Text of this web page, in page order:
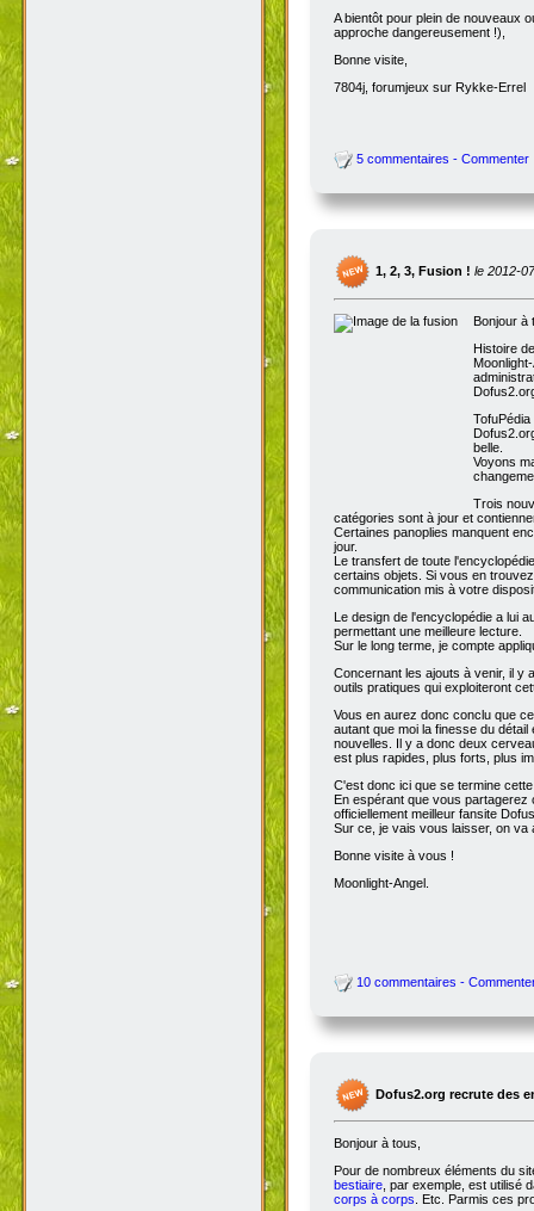
A bientôt pour plein de nouveaux
approche dangereusement !),
Bonne visite,
7804j, forumjeux sur Rykke-Errel
5 commentaires - Commenter
1, 2, 3, Fusion ! le 2012-
Bonjour à
Histoire
belle.
Voyons
Trois
catégories sont à jour et
Certaines panoplies manquent
jour.
Le transfert de toute
certains objets. Si vous en
communication mis à votre
Le design de l'encyclopédie a lui
permettant une meilleure lecture.
Sur le long terme, je compte
Concernant les ajouts à venir, il y
outils pratiques qui exploiteront
Vous en aurez donc conclu que
autant que moi la finesse du
nouvelles. Il y a donc deux
est plus rapides, plus forts, plus
C'est donc ici que se termine
En espérant que vous
officiellement meilleur fansite
Sur ce, je vais vous laisser, on va
Bonne visite à vous !
Moonlight-Angel.
10 commentaires -
Dofus2.org recrute des
Bonjour à tous,
Pour de nombreux éléments du
bestiaire, par exemple, est utilisé
corps à corps. Etc. Parmis ces